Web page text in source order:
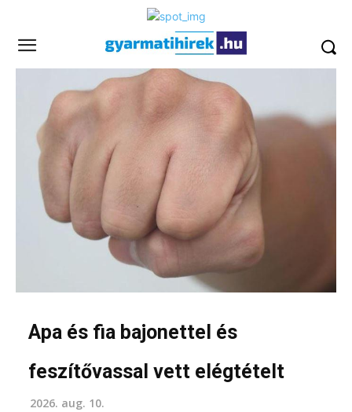
Apa és fia bajonettel és
feszítővassal vett elégtételt
2026. aug. 10.